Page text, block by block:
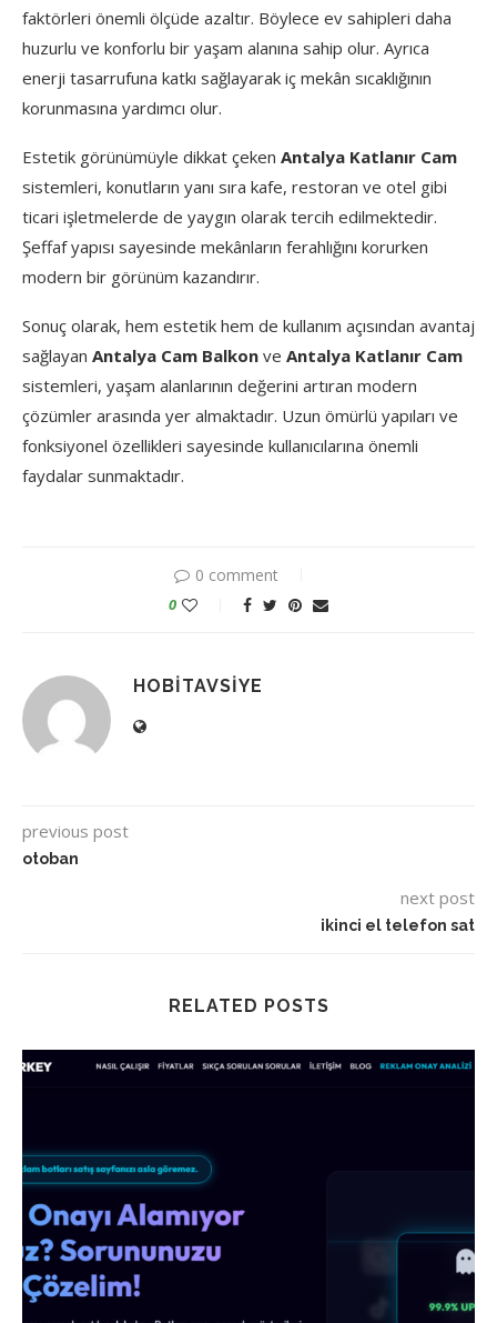
faktörleri önemli ölçüde azaltır. Böylece ev sahipleri daha
huzurlu ve konforlu bir yaşam alanına sahip olur. Ayrıca
enerji tasarrufuna katkı sağlayarak iç mekân sıcaklığının
korunmasına yardımcı olur.
Estetik görünümüyle dikkat çeken Antalya Katlanır Cam
sistemleri, konutların yanı sıra kafe, restoran ve otel gibi
ticari işletmelerde de yaygın olarak tercih edilmektedir.
Şeffaf yapısı sayesinde mekânların ferahlığını korurken
modern bir görünüm kazandırır.
Sonuç olarak, hem estetik hem de kullanım açısından avantaj
sağlayan Antalya Cam Balkon ve Antalya Katlanır Cam
sistemleri, yaşam alanlarının değerini artıran modern
çözümler arasında yer almaktadır. Uzun ömürlü yapıları ve
fonksiyonel özellikleri sayesinde kullanıcılarına önemli
faydalar sunmaktadır.
0 comment
0
HOBITAVSIYE
previous post
otoban
next post
ikinci el telefon sat
RELATED POSTS